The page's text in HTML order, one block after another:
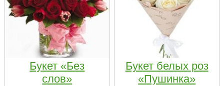
Букет «Без
слов»
Букет белых роз
«Пушинка»